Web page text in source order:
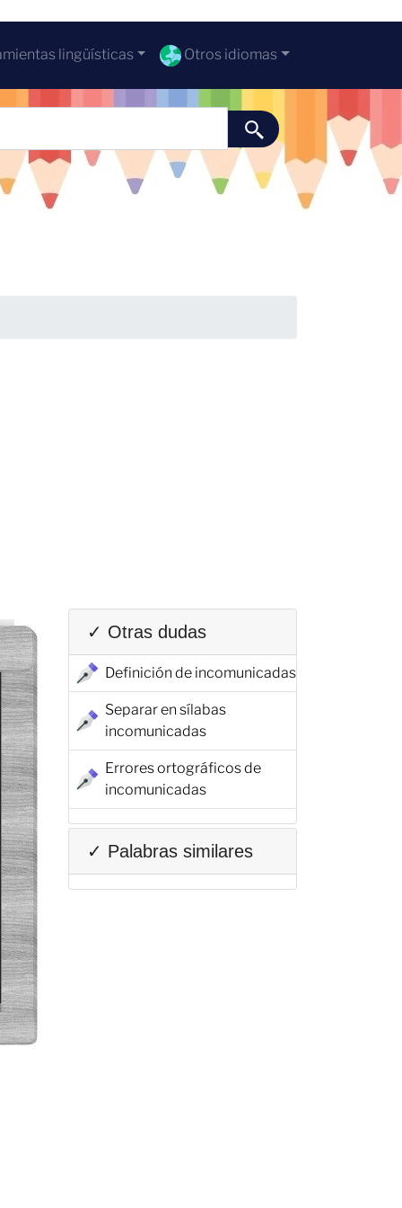
lingüísticas Otros idiomas
✓ Otras dudas
Definición de incomunicadas
Separar en sílabas
incomunicadas
Errores ortográficos de
incomunicadas
✓ Palabras similares